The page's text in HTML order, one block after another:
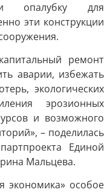
опалубку для
эти конструкции
ремонт
аварии, избежать
экологических
эрозионных
и возможного
– поделилась
Единой
Мальцева.
экономика» особое